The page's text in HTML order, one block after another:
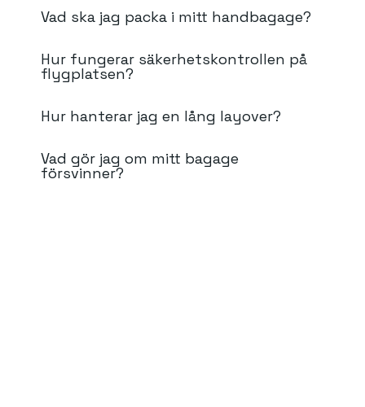
Vad ska jag packa i mitt handbagage?
Hur fungerar säkerhetskontrollen på
flygplatsen?
Hur hanterar jag en lång layover?
Vad gör jag om mitt bagage
försvinner?